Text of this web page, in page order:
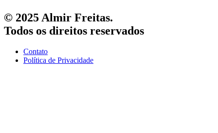
© 2025 Almir Freitas.
Todos os direitos reservados
Contato
Política de Privacidade